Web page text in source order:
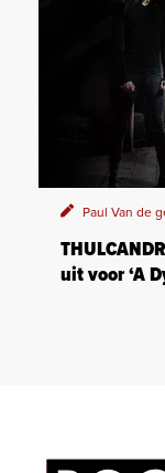
Paul Van de
uit voor ‘A